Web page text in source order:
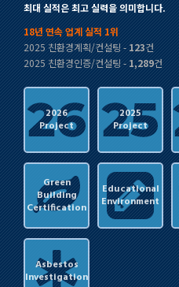
최대 실적은 최고 실력을 의미합니다.
18년 연속 업계 실적 1위
2025 친환경계획/컨설팅 -123건
2025 친환경인증/컨설팅 -1,289건
2026
Project
2025
Project
Green
Building
Certification
Educational
Environment
Asbestos
Investigation